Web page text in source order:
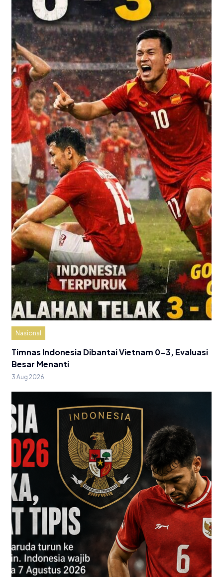
Nasional
Timnas Indonesia Dibantai Vietnam 0-3, Evaluasi
Besar Menanti
3 Aug 2026